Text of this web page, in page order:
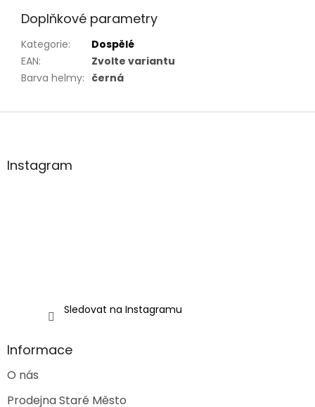
Doplňkové parametry
Kategorie:
Dospělé
EAN:
Zvolte variantu
Barva helmy: černá
Z
aInstagram
Sledovat na Instagramu
Informace
O nás
Prodejna Staré Město